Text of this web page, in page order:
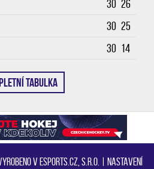
30 26
30 25
30 14
TABULKA
v eSports.cz, s.r.o. | Nastavení